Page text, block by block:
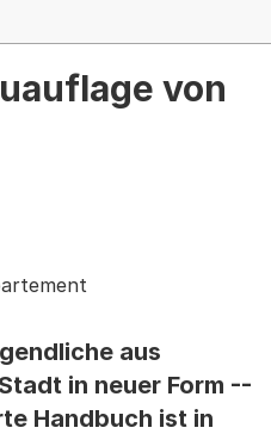
von
aus
in neuer Form --
Handbuch ist in